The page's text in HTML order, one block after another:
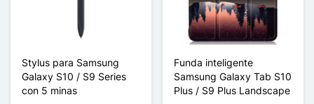
Stylus para Samsung
Galaxy S10 / S9 Series
con 5 minas
Funda inteligente
Samsung Galaxy Tab S10
Plus / S9 Plus Landscape